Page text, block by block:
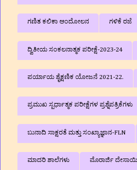
ಗಣಿತ ಕಲಿಕಾ ಆಂದೋಲನ ಗಳಿಕೆ ರಜೆ
ದ್ವಿತೀಯ ಸಂಕಲನಾತ್ಮಕ ಪರೀಕ್ಷೆ-2023-24
ಪರ್ಯಾಯ ಶೈಕ್ಷಣಿಕ ಯೋಜನೆ 2021-22.
ಪ್ರಮುಖ ಸ್ಪರ್ಧಾತ್ಮಕ ಪರೀಕ್ಷೆಗಳ ಪ್ರಶ್ನೆಪತ್ರಿಕೆಗಳು
ಬುನಾದಿ ಸಾಕ್ಷರತೆ ಮತ್ತು ಸಂಖ್ಯಾಜ್ಞಾನ-FLN
ಮಾದರಿ ಶಾಲೆಗಳು ಮೊರಾರ್ಜಿ ದೇಸಾಯಿ